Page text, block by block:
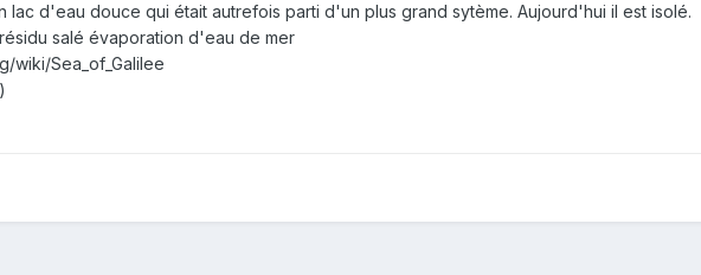
lac d'eau douce qui était autrefois parti d'un plus grand sytème. Aujourd'hui il est isolé.
salé évaporation d'eau de mer
wiki/Sea_of_Galilee